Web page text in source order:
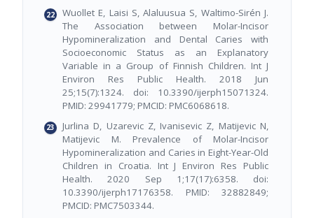
Wuollet E, Laisi S, Alaluusua S, Waltimo-Sirén J.
The Association between Molar-Incisor
Hypomineralization and Dental Caries with
Socioeconomic Status as an Explanatory
Variable in a Group of Finnish Children. Int J
Environ Res Public Health. 2018 Jun
25;15(7):1324. doi: 10.3390/ijerph15071324.
PMID: 29941779; PMCID: PMC6068618.
Jurlina D, Uzarevic Z, Ivanisevic Z, Matijevic N,
Matijevic M. Prevalence of Molar-Incisor
Hypomineralization and Caries in Eight-Year-Old
Children in Croatia. Int J Environ Res Public
Health. 2020 Sep 1;17(17):6358. doi:
10.3390/ijerph17176358. PMID: 32882849;
PMCID: PMC7503344.